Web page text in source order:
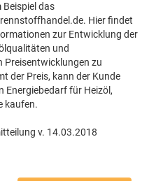
das
Hier findet
zur Entwicklung der
und
Preisentwicklungen zu
der Preis, kann der Kunde
Energiebedarf für Heizöl,
kaufen.
v. 14.03.2018